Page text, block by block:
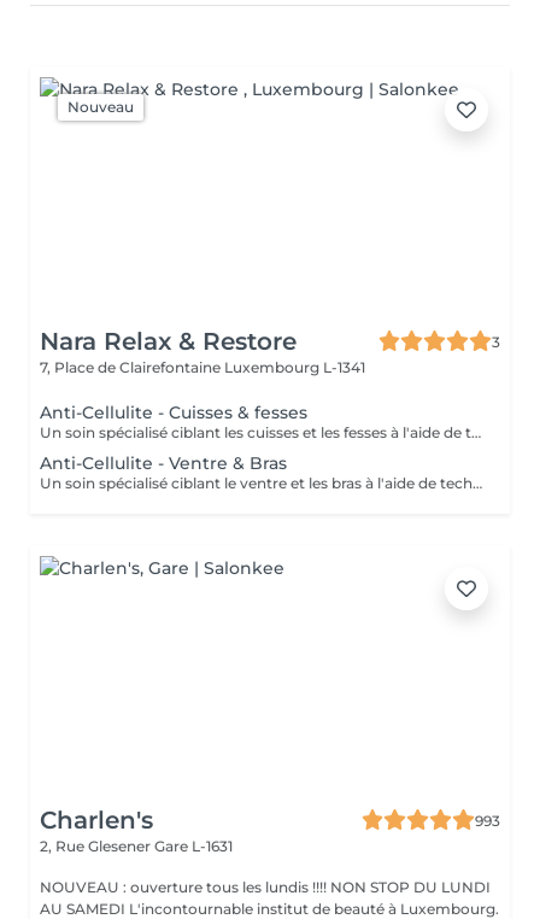
Nouveau
Nara Relax & Restore
3
7, Place de Clairefontaine Luxembourg L-1341
Anti-Cellulite - Cuisses & fesses
Un soin spécialisé ciblant les cuisses et les fesses à l'aide de techniques de massage intensives destinées à stimuler la circulation et à agir sur les tissus sous-jacents. Ce traitement contribue à améliorer l'apparence de la peau, à soutenir la tonicité des tissus et à procurer une sensation de peau plus lisse et revitalisée.
Anti-Cellulite - Ventre & Bras
Un soin spécialisé ciblant le ventre et les bras à l'aide de techniques de massage ciblées destinées à stimuler la circulation et à soutenir l'apparence naturelle de la peau. Ce traitement intensif aide à améliorer la tonicité des tissus, affiner le grain de peau et laisser la peau plus souple, plus douce et agréablement rafraîchie.
Charlen's
993
2, Rue Glesener Gare L-1631
NOUVEAU : ouverture tous les lundis !!!! NON STOP DU LUNDI
AU SAMEDI L'incontournable institut de beauté à Luxembourg.